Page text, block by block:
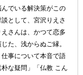
でいる解決策がこの
として、宮沢りえさ
さんは、かつて恋多
た、浅からぬご縁。
事について本音で語
な疑問」「仏教 こん